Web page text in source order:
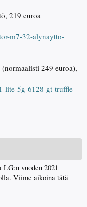
219 euroa
m7-32-alynaytto-
249 euroa),
lite-5g-6128-gt-truffle-
LG:n vuoden 2021
Viime aikoina tätä